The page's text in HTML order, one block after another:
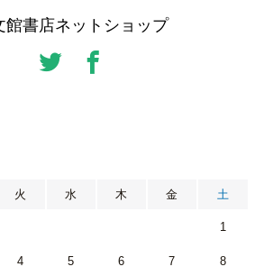
館書店ネットショップ
火 水 木 金 土
1
4 5 6 7 8